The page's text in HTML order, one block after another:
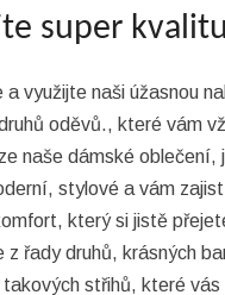
super kvalitu
a využijte naši úžasnou
oděvů., které vám
naše dámské oblečení,
stylové a vám
který si jistě
z řady druhů, krásných
střihů, které